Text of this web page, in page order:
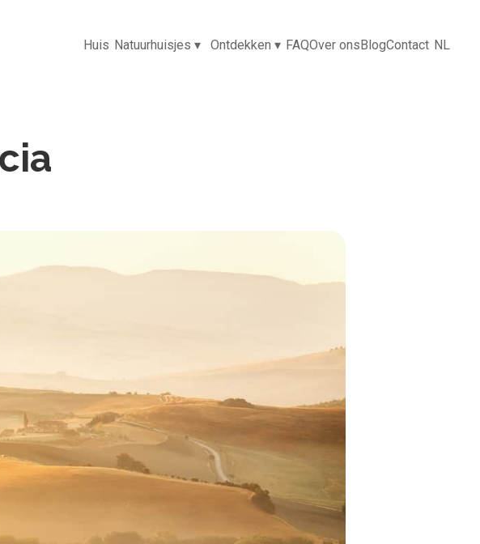
Huis Natuurhuisjes ▾ Ontdekken ▾ FAQOver onsBlogContact NL